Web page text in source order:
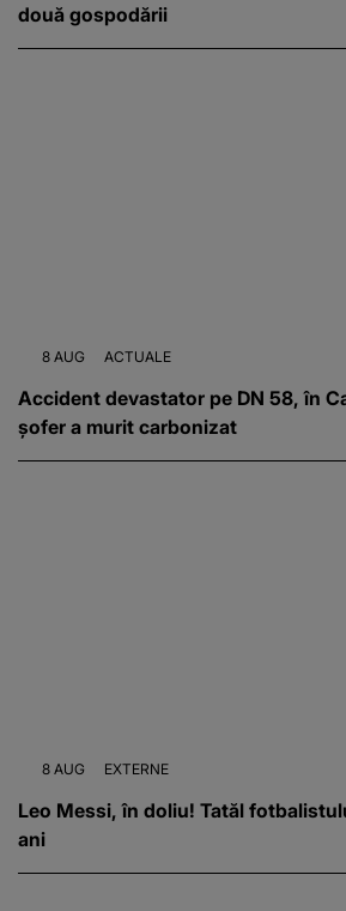
două gospodării
8 AUG ACTUALE
Accident devastator pe DN 58, în
șofer a murit carbonizat
8 AUG EXTERNE
Leo Messi, în doliu! Tatăl
ani